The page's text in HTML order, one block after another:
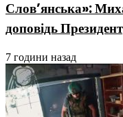
Слов’янська»:
доповідь
7 години назад